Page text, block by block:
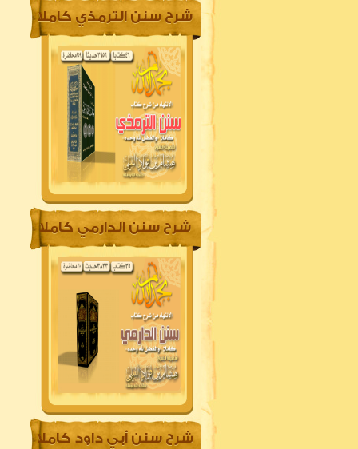
شرح سنن الترمذي كاملا
شرح سنن الدارمي كاملا
شرح سنن أبي داود كاملا